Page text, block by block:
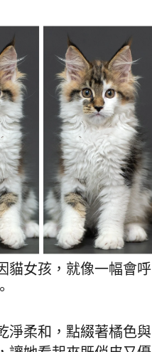
貓女孩，就像一幅會呼
淨柔和，點綴著橘色與